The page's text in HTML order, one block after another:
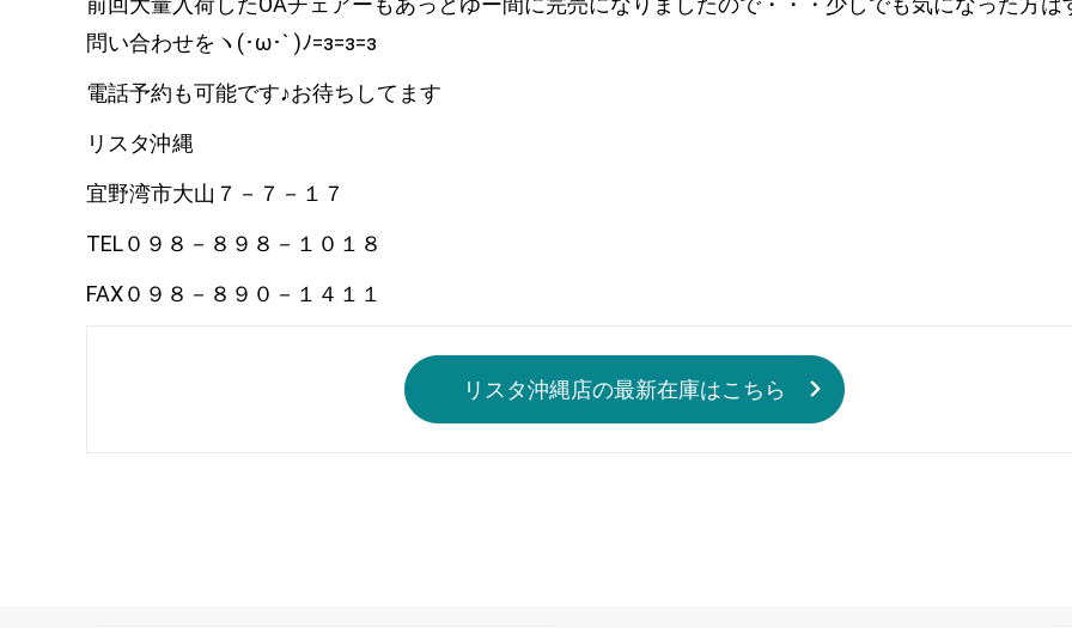
問い合わせをヽ(･ω･` )ﾉ=з=з=з
電話予約も可能です♪お待ちしてます
リスタ沖縄
宜野湾市大山７－７－１７
TEL０９８－８９８－１０１８
FAX０９８－８９０－１４１１
リスタ沖縄店の最新在庫はこちら